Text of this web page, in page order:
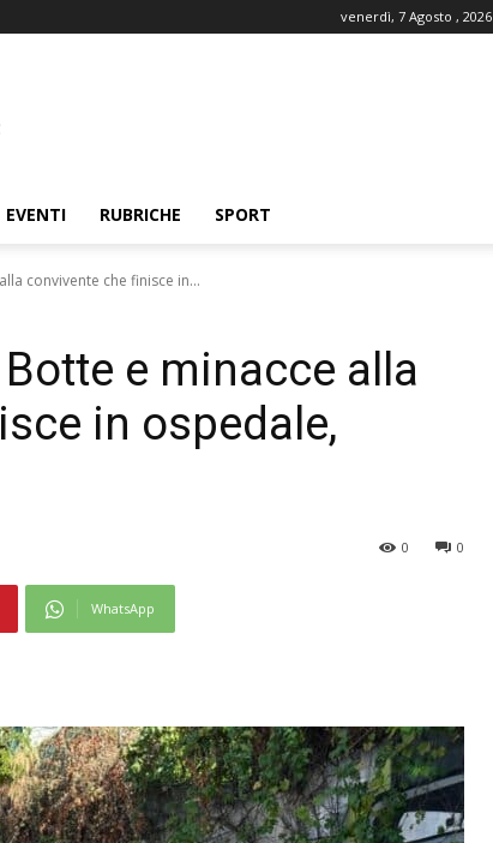
venerdì, 7 Agosto , 2026
EVENTI RUBRICHE SPORT
convivente che finisce in...
e minacce alla
in ospedale,
0
0
WhatsApp